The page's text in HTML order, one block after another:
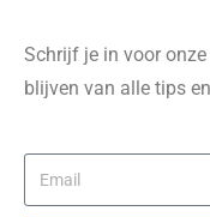
Schrijf je in voor
blijven van alle tips